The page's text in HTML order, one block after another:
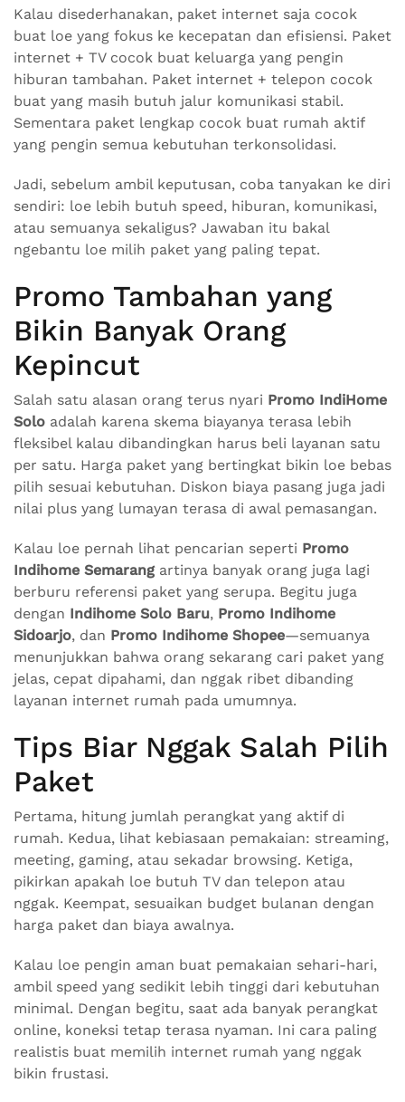
Kalau disederhanakan, paket internet saja cocok
buat loe yang fokus ke kecepatan dan efisiensi. Paket
internet + TV cocok buat keluarga yang pengin
hiburan tambahan. Paket internet + telepon cocok
buat yang masih butuh jalur komunikasi stabil.
Sementara paket lengkap cocok buat rumah aktif
yang pengin semua kebutuhan terkonsolidasi.
Jadi, sebelum ambil keputusan, coba tanyakan ke diri
sendiri: loe lebih butuh speed, hiburan, komunikasi,
atau semuanya sekaligus? Jawaban itu bakal
ngebantu loe milih paket yang paling tepat.
Promo Tambahan yang
Bikin Banyak Orang
Kepincut
Salah satu alasan orang terus nyari Promo IndiHome
Solo adalah karena skema biayanya terasa lebih
fleksibel kalau dibandingkan harus beli layanan satu
per satu. Harga paket yang bertingkat bikin loe bebas
pilih sesuai kebutuhan. Diskon biaya pasang juga jadi
nilai plus yang lumayan terasa di awal pemasangan.
Kalau loe pernah lihat pencarian seperti Promo
Indihome Semarangartinya banyak orang juga lagi
berburu referensi paket yang serupa. Begitu juga
dengan Indihome Solo Baru, Promo Indihome
Sidoarjo, dan Promo Indihome Shopee—semuanya
menunjukkan bahwa orang sekarang cari paket yang
jelas, cepat dipahami, dan nggak ribet dibanding
layanan internet rumah pada umumnya.
Tips Biar Nggak Salah Pilih
Paket
Pertama, hitung jumlah perangkat yang aktif di
rumah. Kedua, lihat kebiasaan pemakaian: streaming,
meeting, gaming, atau sekadar browsing. Ketiga,
pikirkan apakah loe butuh TV dan telepon atau
nggak. Keempat, sesuaikan budget bulanan dengan
harga paket dan biaya awalnya.
Kalau loe pengin aman buat pemakaian sehari-hari,
ambil speed yang sedikit lebih tinggi dari kebutuhan
minimal. Dengan begitu, saat ada banyak perangkat
online, koneksi tetap terasa nyaman. Ini cara paling
realistis buat memilih internet rumah yang nggak
bikin frustasi.